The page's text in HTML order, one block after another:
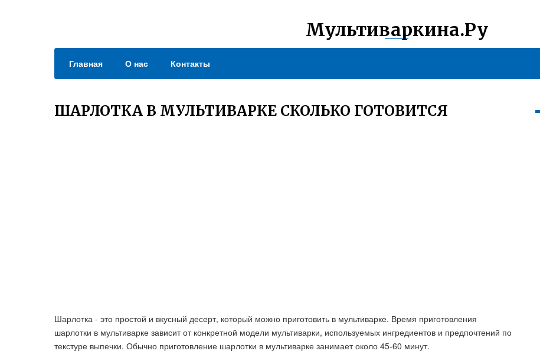
Мультиваркина.Ру
Главная О нас Контакты
ШАРЛОТКА В МУЛЬТИВАРКЕ СКОЛЬКО ГОТОВИТСЯ
Шарлотка - это простой и вкусный десерт, который можно приготовить в мультиварке. Время приготовления
шарлотки в мультиварке зависит от конкретной модели мультиварки, используемых ингредиентов и предпочтений по
текстуре выпечки. Обычно приготовление шарлотки в мультиварке занимает около 45-60 минут.